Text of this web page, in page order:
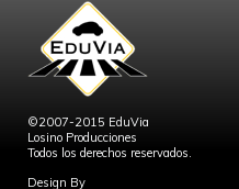
©2007-2015 EduVia
Losino Producciones
Todos los derechos reservados.
Design By